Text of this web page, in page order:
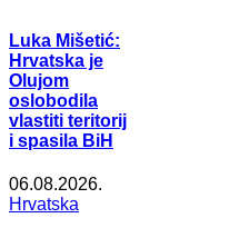
Luka Mišetić:
Hrvatska je
Olujom
oslobodila
vlastiti teritorij
i spasila BiH
06.08.2026.
Hrvatska